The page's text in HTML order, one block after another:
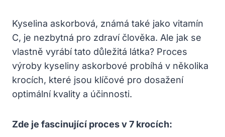
Kyselina askorbová, známá také jako vitamín
C, je nezbytná pro zdraví člověka. Ale jak se
vlastně vyrábí tato důležitá látka? Proces
výroby kyseliny askorbové probíhá v několika
krocích, které jsou klíčové pro dosažení
optimální kvality a účinnosti.
Zde je fascinující proces v 7 krocích: